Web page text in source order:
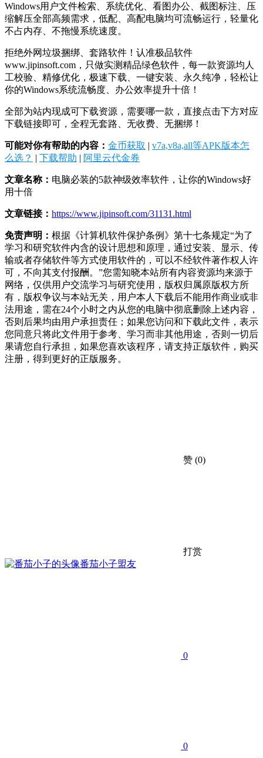
Windows用户文件检索、系统优化、看图办公、截图标注、压
缩解压全部高频需求，低配、高配电脑均可流畅运行，轻量化
不占内存、不拖慢系统速度。
拒绝外网垃圾捆绑、套路软件！认准极品软件
www.jipinsoft.com，只做实测精品绿色软件，每一款资源均人
工校验、精修优化，极速下载、一键安装、永久纯净，轻松让
你的Windows系统流畅度、办公效率提升十倍！
全部为站内现成可下载资源，需要哪一款，直接点击下方对应
下载链接即可，全程无套路、无收费、无捆绑！
可能对你有帮助的内容： 金币获取 | v7a,v8a,all等APK版本怎
么选？ | 下载帮助 | 阿里云代金券
文章名称： 电脑必装的5款神级效率软件，让你的Windows好
用十倍
文章链接： https://www.jipinsoft.com/31131.html
免责声明： 根据《计算机软件保护条例》第十七条规定“为了
学习和研究软件内含的设计思想和原理，通过安装、显示、传
输或者存储软件等方式使用软件的，可以不经软件著作权人许
可，不向其支付报酬。”您需知晓本站所有内容资源均来源于
网络，仅供用户交流学习与研究使用，版权归属原版权方所
有，版权争议与本站无关，用户本人下载后不能用作商业或非
法用途，需在24个小时之内从您的电脑中彻底删除上述内容，
否则后果均由用户承担责任；如果您访问和下载此文件，表示
您同意只将此文件用于参考、学习而非其他用途，否则一切后
果请您自行承担，如果您喜欢该程序，请支持正版软件，购买
注册，得到更好的正版服务。
赞 (0)
打赏
番茄小子盟友
0
0